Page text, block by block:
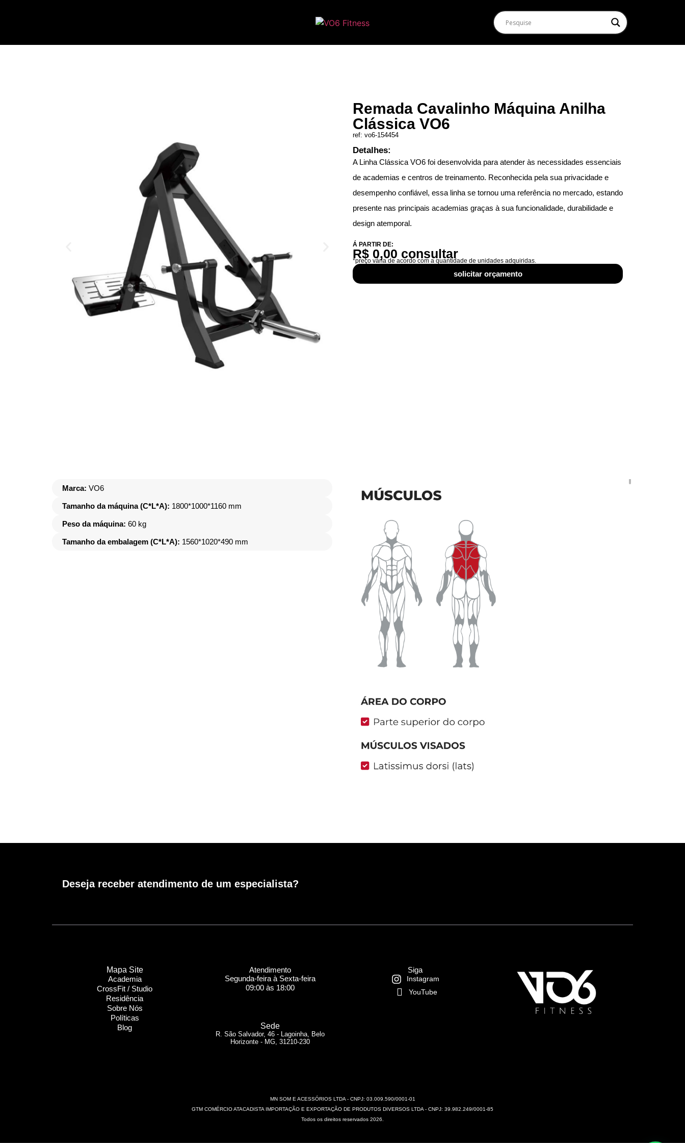
Remada Cavalinho Máquina Anilha
Clássica VO6
ref: vo6-154454
Detalhes:
A Linha Clássica VO6 foi desenvolvida para atender às necessidades essenciais
de academias e centros de treinamento. Reconhecida pela sua privacidade e
desempenho confiável, essa linha se tornou uma referência no mercado, estando
presente nas principais academias graças à sua funcionalidade, durabilidade e
design atemporal.
Á PARTIR DE:
R$ 0,00 consultar
*preço vária de acordo com a quantidade de unidades adquiridas.
solicitar orçamento
Marca: VO6
Tamanho da máquina (C*L*A): 1800*1000*1160 mm
Peso da máquina: 60 kg
Tamanho da embalagem (C*L*A): 1560*1020*490 mm
Deseja receber atendimento de um especialista?
Mapa Site
Academia
CrossFit / Studio
Residência
Sobre Nós
Políticas
Blog
Atendimento
Segunda-feira à Sexta-feira
09:00 às 18:00
Sede
R. São Salvador, 46 - Lagoinha, Belo
Horizonte - MG, 31210-230
Siga
Instagram
YouTube
MN SOM E ACESSÓRIOS LTDA - CNPJ: 03.009.590/0001-01
GTM COMÉRCIO ATACADISTA IMPORTAÇÃO E EXPORTAÇÃO DE PRODUTOS DIVERSOS LTDA - CNPJ: 39.982.249/0001-85
Todos os direitos reservados 2026.